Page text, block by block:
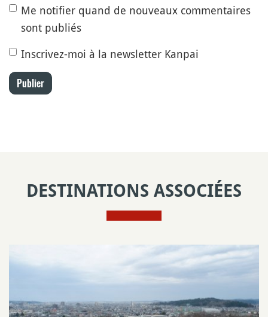
Me notifier quand de nouveaux commentaires
sont publiés
Inscrivez-moi à la newsletter Kanpai
Publier
DESTINATIONS ASSOCIÉES